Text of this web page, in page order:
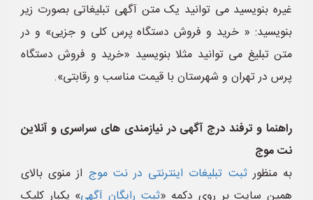
غیره بنویسید می توانید یک متن آگهی تبلیغاتی بصورت زیر
بنویسید: « خرید و فروش دستگاه پرس کلی و جزیی» و در
متن تبلیغ می توانید مثلا بنویسید «خرید و فروش دستگاه
پرس در تهران و شهرستان با قیمت مناسب و رقابتی».
راهنما و ترفند درج آگهی در نیازمندی های سراسری و آنلاین
نت موج
به منظورثبت تبلیغات اینترنتی در نت موج از منوی بالای
همین سایت بر روی دکمه «ثبت رایگان آگهی» یکبار کلیک